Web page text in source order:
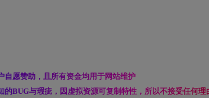
自愿赞助，且所有资金均用于网站维护
BUG与瑕疵，因虚拟资源可复制特性，所以不接受任何理